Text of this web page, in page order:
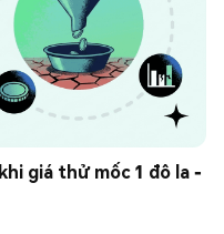
giá thử mốc 1 đô la -